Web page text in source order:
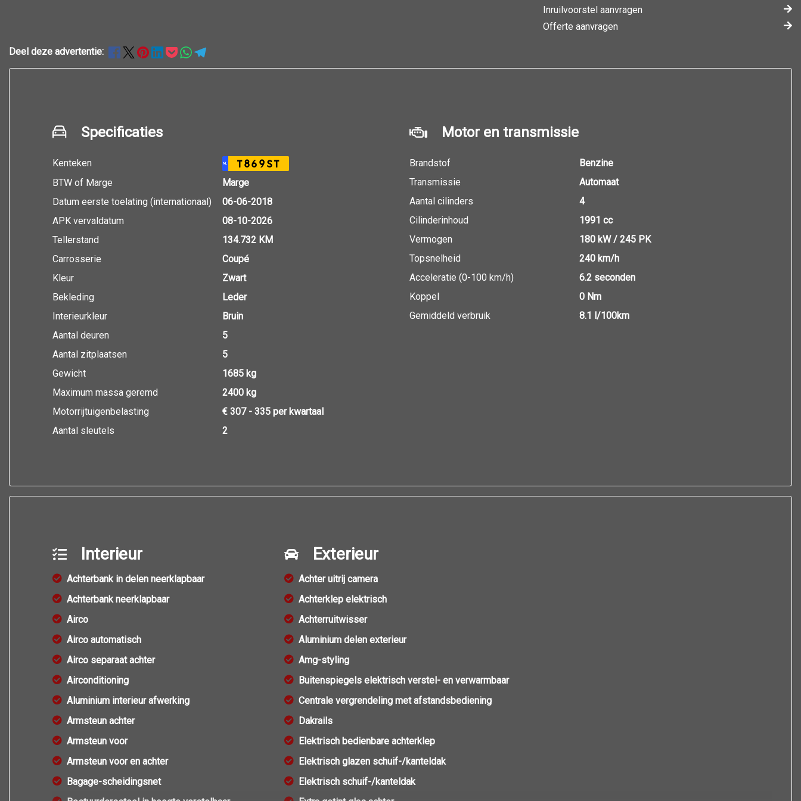
Inruilvoorstel aanvragen
Offerte aanvragen
Deel deze advertentie:
Specificaties
Kenteken NL T869ST
BTW of Marge
Marge
Datum eerste toelating (internationaal)
06-06-2018
APK vervaldatum
08-10-2026
Tellerstand
134.732 KM
Carrosserie
Coupé
Kleur
Zwart
Bekleding
Leder
Interieurkleur
Bruin
Aantal deuren
5
Aantal zitplaatsen
5
Gewicht
1685 kg
Maximum massa geremd
2400 kg
Motorrijtuigenbelasting
€ 307 - 335 per kwartaal
Aantal sleutels
2
Motor en transmissie
Brandstof
Benzine
Transmissie
Automaat
Aantal cilinders
4
Cilinderinhoud
1991 cc
Vermogen
180 kW / 245 PK
Topsnelheid
240 km/h
Acceleratie (0-100 km/h)
6.2 seconden
Koppel
0 Nm
Gemiddeld verbruik
8.1 l/100km
Interieur
Achterbank in delen neerklapbaar
Achterbank neerklapbaar
Airco
Airco automatisch
Airco separaat achter
Airconditioning
Aluminium interieur afwerking
Armsteun achter
Armsteun voor
Armsteun voor en achter
Bagage-scheidingsnet
Exterieur
Achter uitrij camera
Achterklep elektrisch
Achterruitwisser
Aluminium delen exterieur
Amg-styling
Buitenspiegels elektrisch verstel- en verwarmbaar
Centrale vergrendeling met afstandsbediening
Dakrails
Elektrisch bedienbare achterklep
Elektrisch glazen schuif-/kanteldak
Elektrisch schuif-/kanteldak